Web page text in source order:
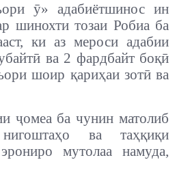
ӯ» адабиётшинос ин
шинохти тозаи Робиа ба
ки аз мероси адабии
ва 2 фардбайт боқӣ
шоир қариҳаи зотӣ ва
ҷомеа ба чунин матолиб
ва таҳқиқи
мутолаа намуда,